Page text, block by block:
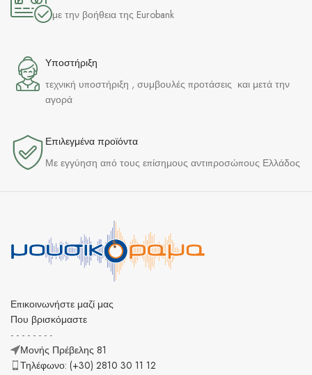
με την βοήθεια της Eurobank
Υποστήριξη
τεχνική υποστήριξη , συμβουλές προτάσεις και μετά την
αγορά
Επιλεγμένα προϊόντα​
Με εγγύηση από τους επίσημους αντιπροσώπους Ελλάδος
Επικοινωνήστε μαζί μας
Που βρισκόμαστε
- - - - - - - -
Μονής Πρέβελης 81
Τηλέφωνο: (+30) 2810 30 11 12